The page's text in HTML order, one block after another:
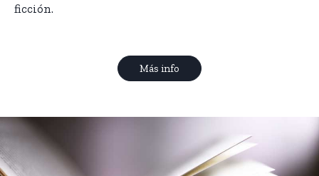
ficción.
Más info